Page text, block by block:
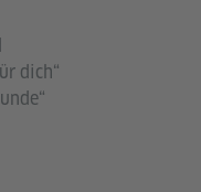
dich“